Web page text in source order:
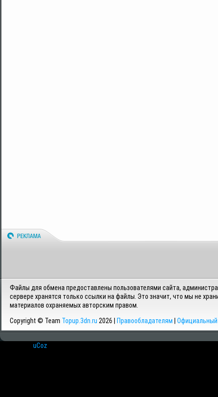
Файлы для обмена предоставлены пользователями сайта,
сервере хранятся только ссылки на файлы. Это значит, что мы не
материалов охраняемых авторским правом.
Copyright © Team Topup.3dn.ru 2026 | Правообладателям Официальный
uCoz